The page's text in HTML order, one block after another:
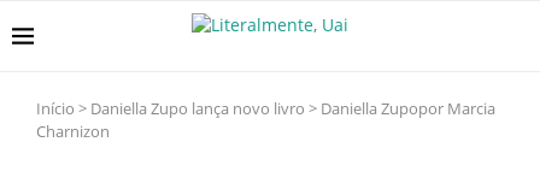
Início > Daniella Zupo lança novo livro > Daniella Zupopor Marcia
Charnizon